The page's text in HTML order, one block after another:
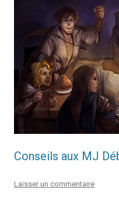
Conseils aux MJ
Laisser un commentaire